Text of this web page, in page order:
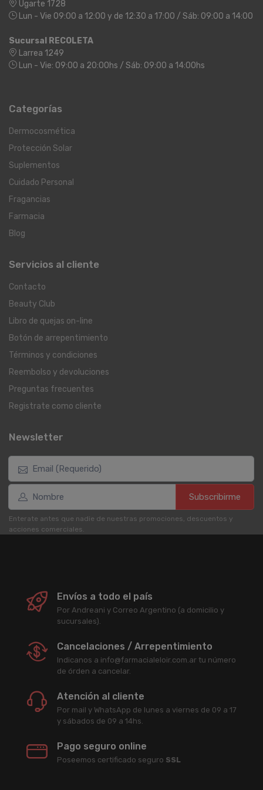
Ugarte 1728
Lun - Vie 09:00 a 12:00 y de 12:30 a 17:00 / Sáb: 09:00 a 14:00
Sucursal RECOLETA
Larrea 1249
Lun - Vie: 09:00 a 20:00hs / Sáb: 09:00 a 14:00hs
Categorías
Dermocosmética
Protección Solar
Suplementos
Cuidado Personal
Fragancias
Farmacia
Blog
Servicios al cliente
Contacto
Beauty Club
Libro de quejas on-line
Botón de arrepentimiento
Términos y condiciones
Reembolso y devoluciones
Preguntas frecuentes
Registrate como cliente
Newsletter
Subscribirme
Enterate antes que nadie de nuestras promociones, descuentos y
acciones comerciales.
Envíos a todo el país
Por Andreani y Correo Argentino (a domicilio y
sucursales).
Cancelaciones / Arrepentimiento
Indicanos a info@farmacialeloir.com.ar tu número
de órden a cancelar.
Atención al cliente
Por mail y WhatsApp de lunes a viernes de 09 a 17
y sábados de 09 a 14hs.
Pago seguro online
Poseemos certificado seguro SSL